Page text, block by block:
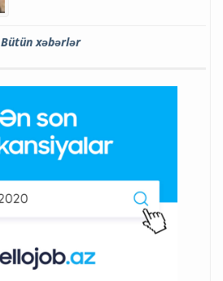
Bütün xəbərlər